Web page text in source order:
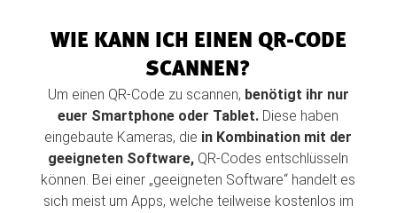
WIE KANN ICH EINEN QR-CODE
SCANNEN?
Um einen QR-Code zu scannen, benötigt ihr nur
euer Smartphone oder Tablet. Diese haben
eingebaute Kameras, die in Kombination mit der
geeigneten Software, QR-Codes entschlüsseln
können. Bei einer „geeigneten Software“ handelt es
sich meist um Apps, welche teilweise kostenlos im